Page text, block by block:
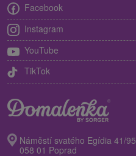
Facebook
Instagram
YouTube
TikTok
Náměstí svatého Egídia 41/95
058 01 Poprad